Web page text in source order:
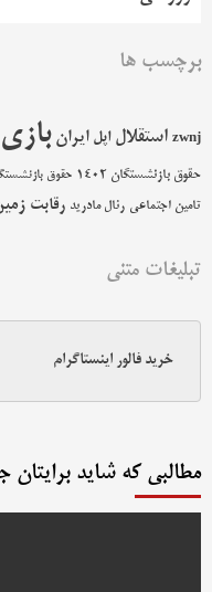
برچسب ها
zwnj استقلال اپل ایران بازی
حقوق بازنشستگان 1402 حقوق
تامین اجتماعی رئال مادرید رقابت
تبلیغات متنی
خرید فالور اینستاگرام
مطالبی که شاید برایتان